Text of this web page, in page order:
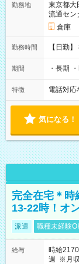
勤務地
東京都大
流通セン
倉庫
勤務時間 【日勤
期間 ・長期
特徴 電話対応
気になる！
完全在宅＊時
13-22時！オ
派遣 職種未経験
給与
時給
週 ※月収